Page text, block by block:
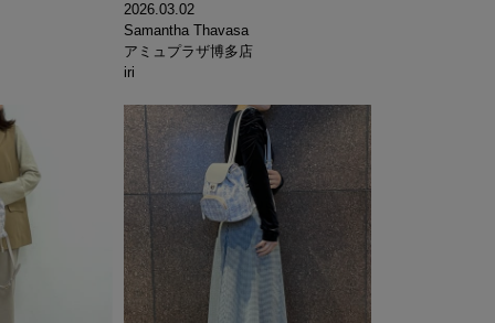
2026.03.02
Samantha Thavasa
アミュプラザ博多店
iri